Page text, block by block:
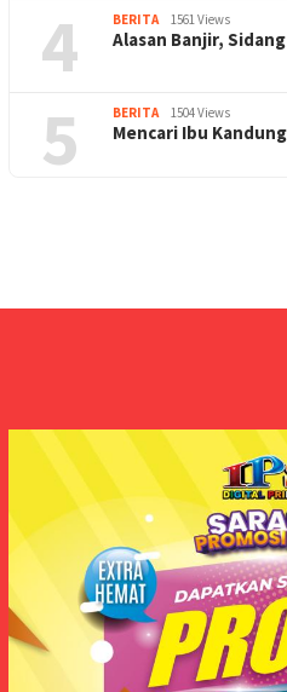
4 BERITA 1561 Views
Alasan Banjir,
5 BERITA 1504 Views
Mencari Ibu